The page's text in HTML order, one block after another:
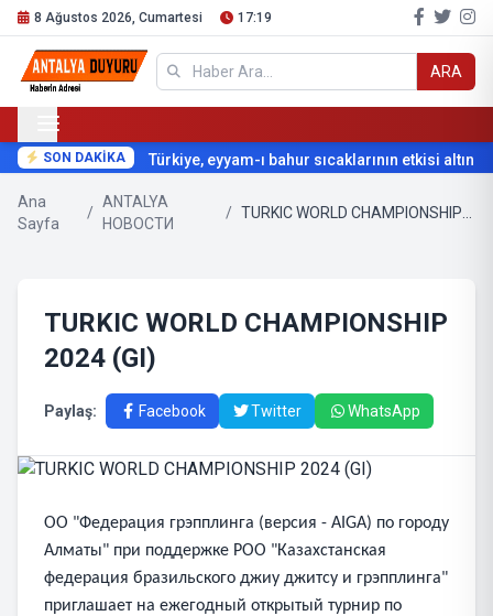
8 Ağustos 2026, Cumartesi 17:19
ARA
SON DAKİKA Türkiye, eyyam-ı bahur sıcaklarının etkisi altına
Ana
Sayfa
/
ANTALYA
НОВОСТИ
/
TURKIC WORLD CHAMPIONSHIP
2024 (GI)
Paylaş: Facebook Twitter WhatsApp
ОО "Федерация грэпплинга (версия - AIGA) по городу
Алматы" при поддержке РОО "Казахстанская
федерация бразильского джиу джитсу и грэпплинга"
приглашает на ежегодный открытый турнир по